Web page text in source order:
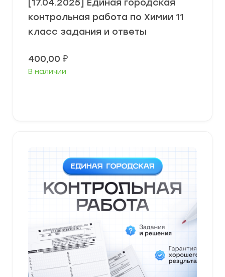
[17.04.2025] Единая городская
контрольная работа по Химии 11
класс задания и ответы
400,00 ₽
В наличии